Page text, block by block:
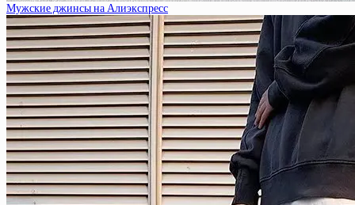
Мужские джинсы на Алиэкспресс